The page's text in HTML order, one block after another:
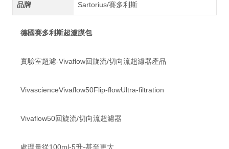
品牌 Sartorius/賽多利斯
德國賽多利斯超濾膜包
實驗室超濾-Vivaflow回旋流/切向流超濾器產品
VivascienceVivaflow50Flip-flowUltra-filtration
Vivaflow50回旋流/切向流超濾器
處理量從100ml-5升-甚至更大